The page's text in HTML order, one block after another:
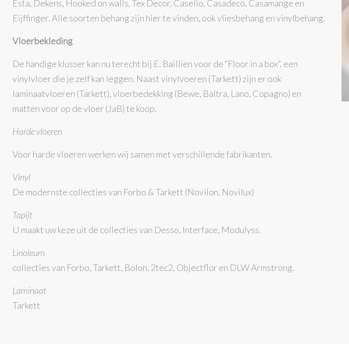
Esta, Dekens, Hooked on walls, Tex Decor, Caselio, Casadeco, Casamange en
Eijffinger. Alle soorten behang zijn hier te vinden, ook vliesbehang en vinylbehang.
Vloerbekleding
De handige klusser kan nu terecht bij E. Baillien voor de “Floor in a box”, een
vinylvloer die je zelf kan leggen. Naast vinylvoeren (Tarkett) zijn er ook
laminaatvloeren (Tarkett), vloerbedekking (Bewe, Baltra, Lano, Copagno) en
matten voor op de vloer (JaB) te koop.
Harde vloeren
Voor harde vloeren werken wij samen met verschillende fabrikanten.
Vinyl
De modernste collecties van Forbo & Tarkett (Novilon, Novilux)
Tapijt
U maakt uw keze uit de collecties van Desso, Interface, Modulyss.
Linoleum
collecties van Forbo, Tarkett, Bolon, 2tec2, Objectflor en DLW Armstrong.
Laminaat
Tarkett